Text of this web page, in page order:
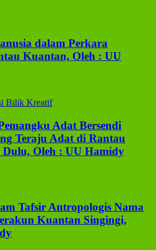
dalam Perkara
Kuantan, Oleh : UU
Adat Bersendi
Teraju Adat di Rantau
Oleh : UU Hamidy
Tafsir Antropologis Nama
Kuantan Singingi,